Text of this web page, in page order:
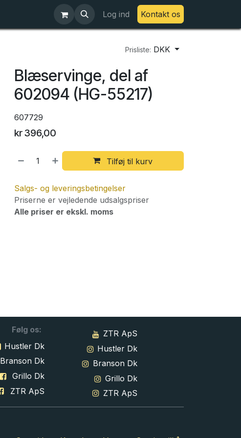
Log ind Kontakt os
Prisliste: DKK
Blæservinge, del af
602094 (HG-55217)
607729
kr396,00
Tilføj til kurv
Salgs- og leveringsbetingelser
Priserne er vejledende udsalgspriser
Alle priser er ekskl. moms
Følg os:
Hustler Dk
Branson Dk
Grillo Dk
ZTR ApS
ZTR ApS
Hustler Dk
Branson Dk
Grillo Dk
ZTR ApS